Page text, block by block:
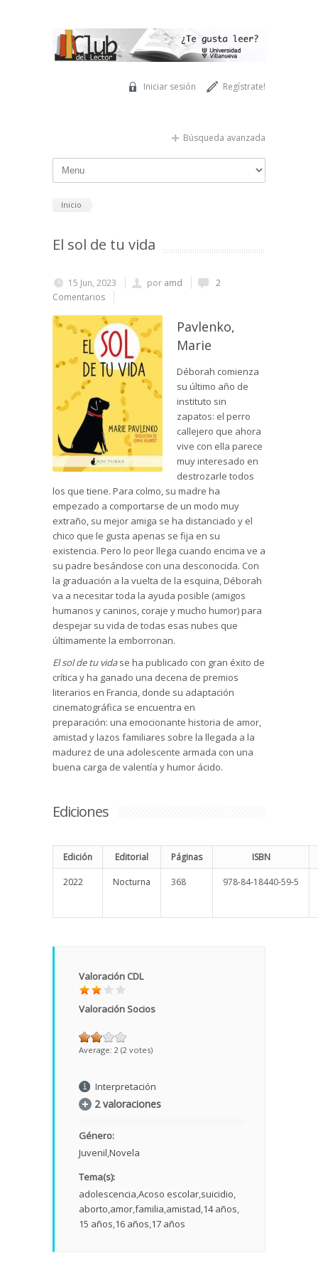
Regístrate!
Iniciar sesión
Búsqueda avanzada
Inicio
El sol de tu vida
15 Jun, 2023 por amd
2
Comentarios
Pavlenko,
Marie
Déborah comienza
su último año de
instituto sin
zapatos: el perro
callejero que ahora
vive con ella parece
muy interesado en
destrozarle todos
los que tiene. Para colmo, su madre ha
empezado a comportarse de un modo muy
extraño, su mejor amiga se ha distanciado y el
chico que le gusta apenas se fija en su
existencia. Pero lo peor llega cuando encima ve a
su padre besándose con una desconocida. Con
la graduación a la vuelta de la esquina, Déborah
va a necesitar toda la ayuda posible (amigos
humanos y caninos, coraje y mucho humor) para
despejar su vida de todas esas nubes que
últimamente la emborronan.
El sol de tu vidase ha publicado con gran éxito de
crítica y ha ganado una decena de premios
literarios en Francia, donde su adaptación
cinematográfica se encuentra en
preparación: una emocionante historia de amor,
amistad y lazos familiares sobre la llegada a la
madurez de una adolescente armada con una
buena carga de valentía y humor ácido.
Ediciones
Edición Editorial Páginas ISBN
2022 Nocturna 368 978-84-18440-59-5
Valoración CDL
Valoración Socios
Average: 2 (2 votes)
Interpretación
2 valoraciones
Género:
Juvenil Novela
Tema(s):
adolescencia Acoso escolar suicidio
aborto amorfamilia amistad 14 años
15 años 16 años 17 años